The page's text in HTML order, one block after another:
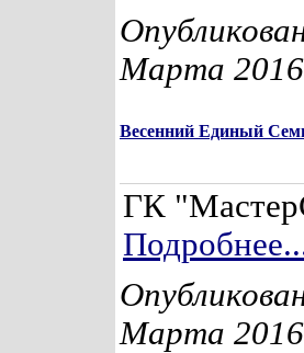
Марта
Весенний Единый
ГК
Марта